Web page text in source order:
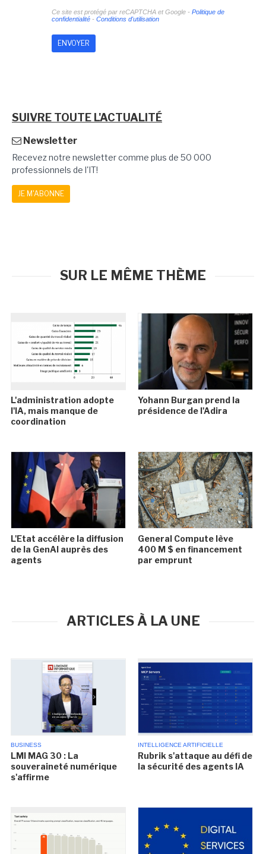
Ce site est protégé par reCAPTCHA et Google - Politique de
confidentialité- Conditions d'utilisation
SUIVRE TOUTE L'ACTUALITÉ
Newsletter
Recevez notre newsletter comme plus de 50 000
professionnels de l'IT!
JE M'ABONNE
SUR LE MÊME THÈME
L'administration adopte
l'IA, mais manque de
coordination
Yohann Burgan prend la
présidence de l'Adira
L'Etat accélère la diffusion
de la GenAI auprès des
agents
General Compute lève
400 M $ en financement
par emprunt
ARTICLES À LA UNE
BUSINESS
LMI MAG 30 : La
souveraineté numérique
s'affirme
INTELLIGENCE ARTIFICIELLE
Rubrik s'attaque au défi de
la sécurité des agents IA